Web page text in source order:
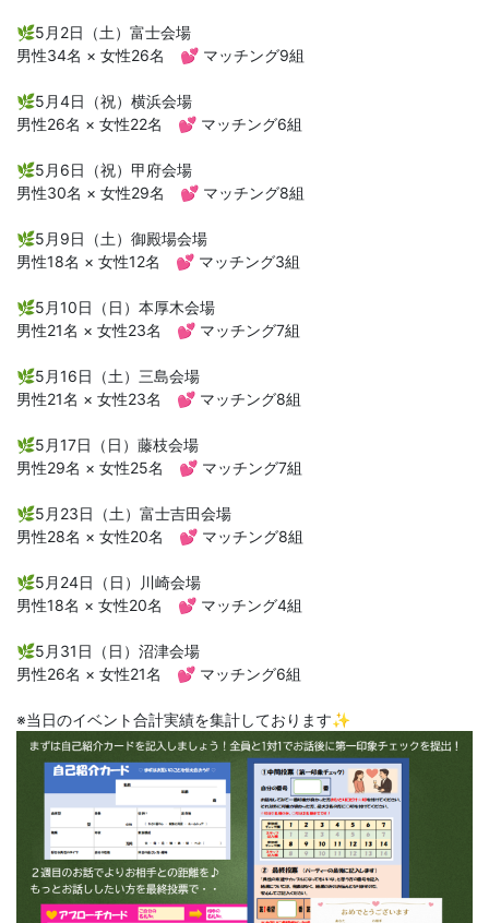
🌿5月2日（土）富士会場
男性34名 × 女性26名 💕 マッチング9組
🌿5月4日（祝）横浜会場
男性26名 × 女性22名 💕 マッチング6組
🌿5月6日（祝）甲府会場
男性30名 × 女性29名 💕 マッチング8組
🌿5月9日（土）御殿場会場
男性18名 × 女性12名 💕 マッチング3組
🌿5月10日（日）本厚木会場
男性21名 × 女性23名 💕 マッチング7組
🌿5月16日（土）三島会場
男性21名 × 女性23名 💕 マッチング8組
🌿5月17日（日）藤枝会場
男性29名 × 女性25名 💕 マッチング7組
🌿5月23日（土）富士吉田会場
男性28名 × 女性20名 💕 マッチング8組
🌿5月24日（日）川崎会場
男性18名 × 女性20名 💕 マッチング4組
🌿5月31日（日）沼津会場
男性26名 × 女性21名 💕 マッチング6組
※当日のイベント合計実績を集計しております✨